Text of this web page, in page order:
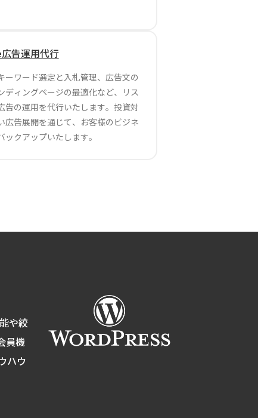
告運用代行
ーワード選定と入札管理、広告文の
ディングページの最適化など、リス
告の運用を代行いたします。投資対
広告展開を通じて、お客様のビジネ
ックアップいたします。
や絞
員機
ハウ